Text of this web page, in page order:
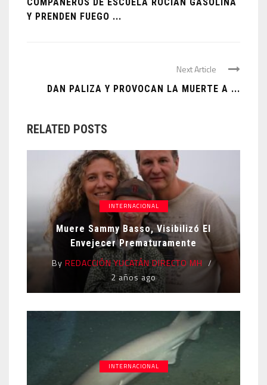
Y PRENDEN FUEGO ...
Next Article
DAN PALIZA Y PROVOCAN LA MUERTE A ...
RELATED POSTS
INTERNACIONAL
Muere Sammy Basso, Visibilizó El
Envejecer Prematuramente
By REDACCIÓN YUCATÁN DIRECTO MH
2 años ago
INTERNACIONAL